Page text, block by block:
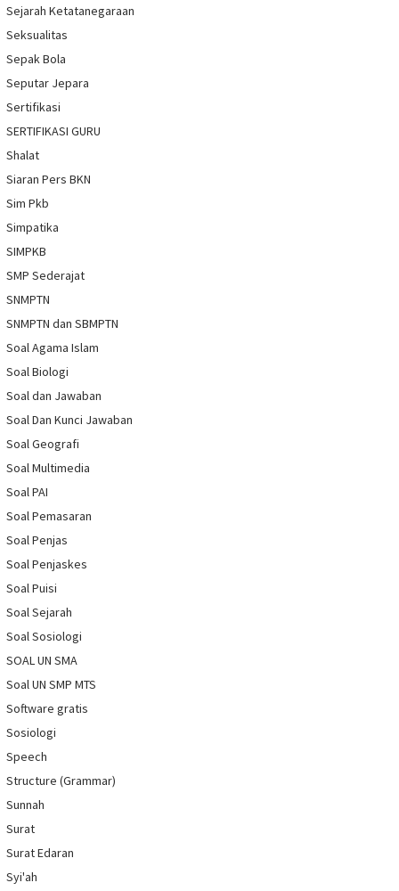
Sejarah Ketatanegaraan
Seksualitas
Sepak Bola
Seputar Jepara
Sertifikasi
SERTIFIKASI GURU
Shalat
Siaran Pers BKN
Sim Pkb
Simpatika
SIMPKB
SMP Sederajat
SNMPTN
SNMPTN dan SBMPTN
Soal Agama Islam
Soal Biologi
Soal dan Jawaban
Soal Dan Kunci Jawaban
Soal Geografi
Soal Multimedia
Soal PAI
Soal Pemasaran
Soal Penjas
Soal Penjaskes
Soal Puisi
Soal Sejarah
Soal Sosiologi
SOAL UN SMA
Soal UN SMP MTS
Software gratis
Sosiologi
Speech
Structure (Grammar)
Sunnah
Surat
Surat Edaran
Syi'ah